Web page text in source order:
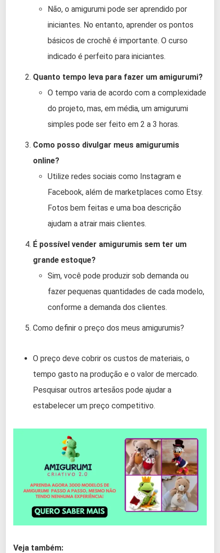
Não, o amigurumi pode ser aprendido por
iniciantes. No entanto, aprender os pontos
básicos de crochê é importante. O curso
indicado é perfeito para iniciantes.
Quanto tempo leva para fazer um amigurumi?
O tempo varia de acordo com a complexidade
do projeto, mas, em média, um amigurumi
simples pode ser feito em 2 a 3 horas.
Como posso divulgar meus amigurumis
online?
Utilize redes sociais como Instagram e
Facebook, além de marketplaces como Etsy.
Fotos bem feitas e uma boa descrição
ajudam a atrair mais clientes.
É possível vender amigurumis sem ter um
grande estoque?
Sim, você pode produzir sob demanda ou
fazer pequenas quantidades de cada modelo,
conforme a demanda dos clientes.
Como definir o preço dos meus amigurumis?
O preço deve cobrir os custos de materiais, o
tempo gasto na produção e o valor de mercado.
Pesquisar outros artesãos pode ajudar a
estabelecer um preço competitivo.
Veja também: